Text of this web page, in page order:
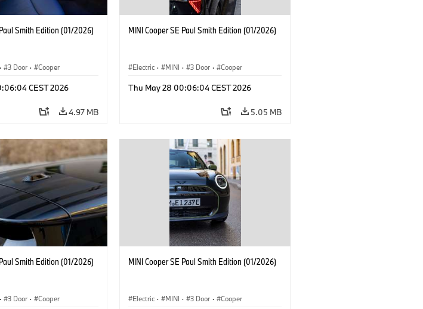
Smith Edition (01/2026)
· 3 Door · Cooper
CEST 2026
4.97 MB
MINI Cooper SE Paul Smith Edition (01/2026)
Electric · MINI · 3 Door · Cooper
Thu May 28 00:06:04 CEST 2026
5.05 MB
Smith Edition (01/2026)
· 3 Door · Cooper
MINI Cooper SE Paul Smith Edition (01/2026)
Electric · MINI · 3 Door · Cooper